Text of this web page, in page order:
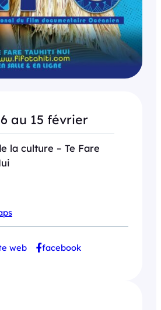
au 15 février
la culture – Te Fare
web facebook